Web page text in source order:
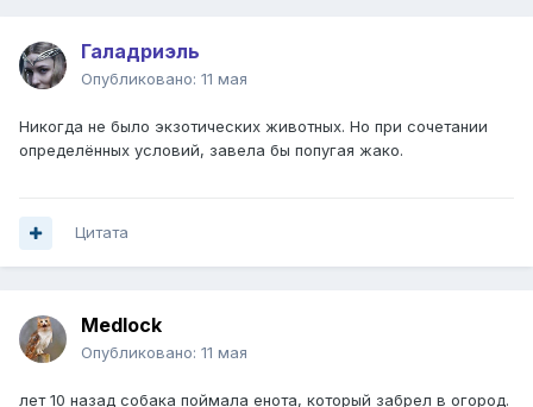
Галадриэль
Опубликовано: 11 мая
Никогда не было экзотических животных. Но при сочетании
определённых условий, завела бы попугая жако.
Цитата
Medlock
Опубликовано: 11 мая
лет 10 назад собака поймала енота, который забрел в огород.